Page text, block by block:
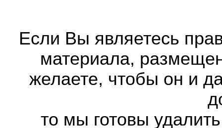
Если Вы являетесь
материала,
желаете, чтобы он и
то мы готовы